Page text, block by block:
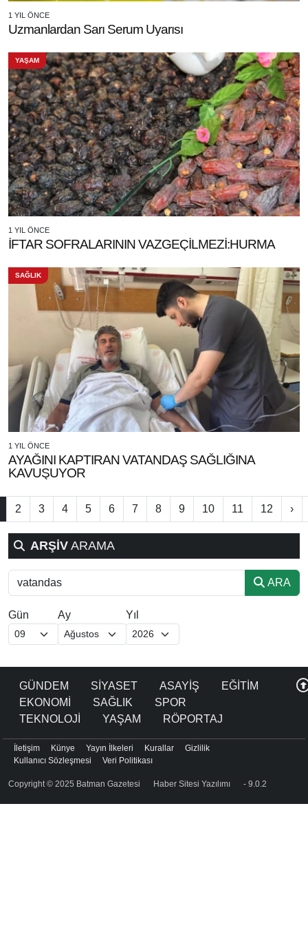
1 YIL ÖNCE
Uzmanlardan Sarı Serum Uyarısı
YAŞAM
1 YIL ÖNCE
İFTAR SOFRALARININ VAZGEÇİLMEZİ:HURMA
SAĞLIK
1 YIL ÖNCE
AYAĞINI KAPTIRAN VATANDAŞ SAĞLIĞINA
KAVUŞUYOR
2 3 4 5 6 7 8 9 10 11 12 ›
ARŞİV ARAMA
ARA
Gün Ay Yıl
GÜNDEM SİYASET ASAYİŞ
EĞİTİM
EKONOMİ
SAĞLIK
SPOR
TEKNOLOJİ
YAŞAM RÖPORTAJ
Copyright © 2025 Batman Gazetesi Haber Sitesi Yazılımı - 9.0.2
İletişim Künye Yayın İlkeleri Kurallar
Gizlilik
Kullanıcı Sözleşmesi
Veri Politikası